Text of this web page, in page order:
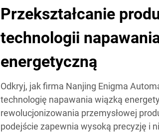
Przekształcanie
technologii
energetyczną
Odkryj, jak firma Nanjing Enigma
technologię napawania wiązką
rewolucjonizowania przemysłowej
podejście zapewnia wysoką precyzję i